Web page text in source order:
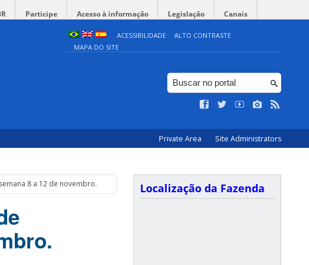
Participe Acesso à informação Legislação Canais
ACESSIBILIDADE
ALTO CONTRASTE
MAPA DO SITE
Private Area Site Administrators
8 a 12 de novembro. Localização da Fazenda